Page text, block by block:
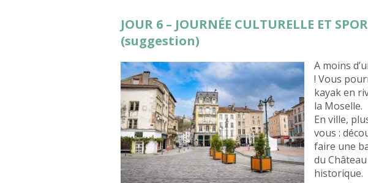
JOUR 6 – JOURNÉE CULTURELLE ET
(suggestion)
A moins
! Vous
kayak en
la Moselle.
En ville,
vous :
faire une
du
historique.